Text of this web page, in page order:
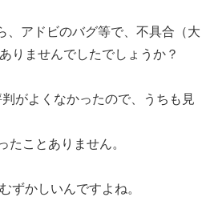
、アドビのバグ等で、不具合（大
りませんでしたでしょうか？
がよくなかったので、うちも見
たことありません。
ずかしいんですよね。